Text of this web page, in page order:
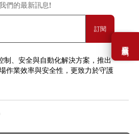
需要幫助嗎？
們的最新訊息!
訂閱
制、安全與自動化解決方案，推出
作業效率與安全性，更致力於守護